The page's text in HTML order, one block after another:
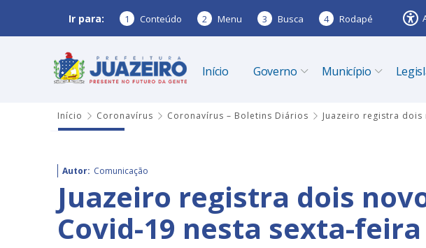
Ir para: 1 Conteúdo 2 Menu 3 Busca 4 Rodapé
Início Governo Município
Início Coronavírus Coronavírus – Boletins Diários Juazeiro registra dois
Autor: Comunicação
Juazeiro registra dois
Covid-19 nesta sexta-feira